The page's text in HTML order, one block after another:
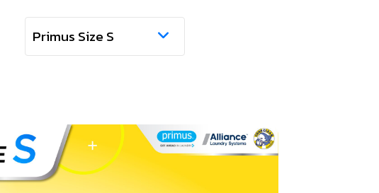
Primus Size S
Primus Size M+
Primus Size L